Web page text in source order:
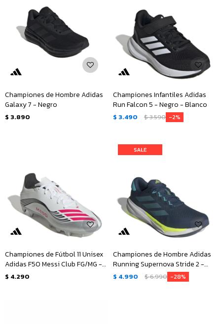
Championes de Hombre Adidas
Galaxy 7 - Negro
$ 3.890
Championes Infantiles Adidas
Run Falcon 5 - Negro - Blanco
$ 3.490 $3.590 2
Championes de Fútbol 11 Unisex
Adidas F50 Messi Club FG/MG -
Blanco - Rojo - Negro -
$ 4.290
Championes de Hombre Adidas
Running Supernova Stride 2 -
Azul Petroleo - Verde Menta
$ 4.990 $6.990 28